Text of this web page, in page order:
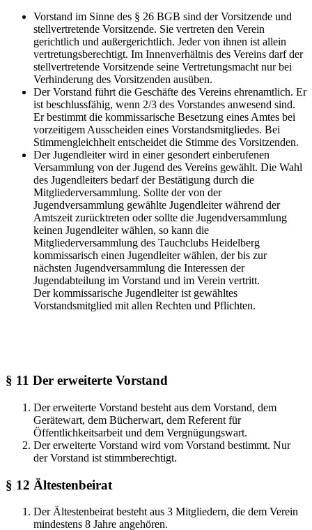
Vorstand im Sinne des § 26 BGB sind der Vorsitzende und
stellvertretende Vorsitzende. Sie vertreten den Verein
gerichtlich und außergerichtlich. Jeder von ihnen ist allein
vertretungsberechtigt. Im Innenverhältnis des Vereins darf der
stellvertretende Vorsitzende seine Vertretungsmacht nur bei
Verhinderung des Vorsitzenden ausüben.
Der Vorstand führt die Geschäfte des Vereins ehrenamtlich. Er
ist beschlussfähig, wenn 2/3 des Vorstandes anwesend sind.
Er bestimmt die kommissarische Besetzung eines Amtes bei
vorzeitigem Ausscheiden eines Vorstandsmitgliedes. Bei
Stimmengleichheit entscheidet die Stimme des Vorsitzenden.
Der Jugendleiter wird in einer gesondert einberufenen
Versammlung von der Jugend des Vereins gewählt. Die Wahl
des Jugendleiters bedarf der Bestätigung durch die
Mitgliederversammlung. Sollte der von der
Jugendversammlung gewählte Jugendleiter während der
Amtszeit zurücktreten oder sollte die Jugendversammlung
keinen Jugendleiter wählen, so kann die
Mitgliederversammlung des Tauchclubs Heidelberg
kommissarisch einen Jugendleiter wählen, der bis zur
nächsten Jugendversammlung die Interessen der
Jugendabteilung im Vorstand und im Verein vertritt.
Der kommissarische Jugendleiter ist gewähltes
Vorstandsmitglied mit allen Rechten und Pflichten.
§ 11 Der erweiterte Vorstand
Der erweiterte Vorstand besteht aus dem Vorstand, dem
Gerätewart, dem Bücherwart, dem Referent für
Öffentlichkeitsarbeit und dem Vergnügungswart.
Der erweiterte Vorstand wird vom Vorstand bestimmt. Nur
der Vorstand ist stimmberechtigt.
§ 12 Ältestenbeirat
Der Ältestenbeirat besteht aus 3 Mitgliedern, die dem Verein
mindestens 8 Jahre angehören.